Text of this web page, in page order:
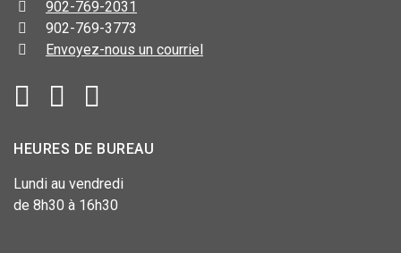
902-769-2031
902-769-3773
Envoyez-nous un courriel
HEURES DE BUREAU
Lundi au vendredi
de 8h30 à 16h30